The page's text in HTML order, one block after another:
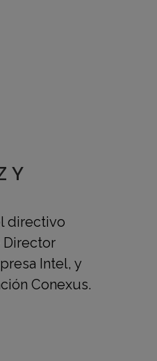
Y
directivo
Director
Intel, y
Conexus.